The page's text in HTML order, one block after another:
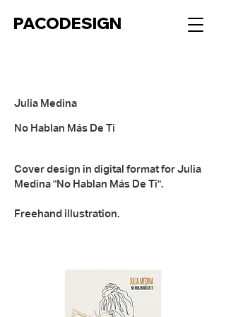
PACODESIGN
Julia Medina
No Hablan Más De Ti
Cover design in digital format for Julia
Medina "No Hablan Más De Ti".
Freehand illustration.